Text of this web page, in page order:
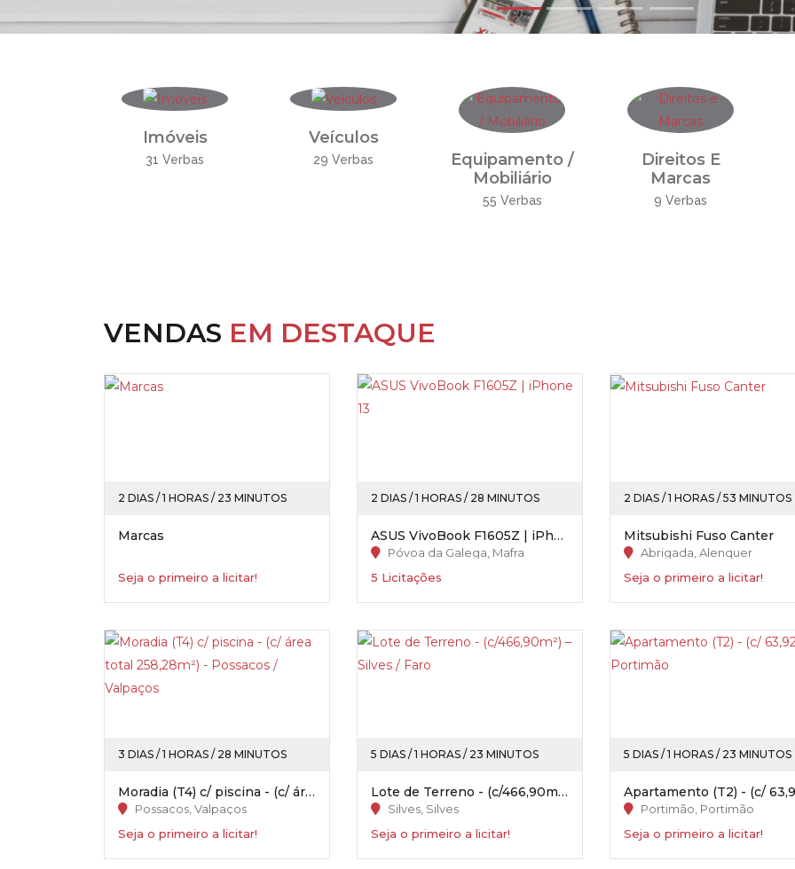
Imóveis
31 Verbas
Veículos
29 Verbas
Equipamento /
Mobiliário
55 Verbas
Direitos E
Marcas
9 Verbas
VENDAS EM DESTAQUE
2 DIAS / 1 HORAS / 23 MINUTOS
Marcas
Seja o primeiro a licitar!
2 DIAS / 1 HORAS / 28 MINUTOS
ASUS VivoBook F1605Z | iPhone 13
Póvoa da Galega, Mafra
5 Licitações
2 DIAS / 1 HORAS / 53 MINUTOS
Mitsubishi Fuso Canter
Abrigada, Alenquer
Seja o primeiro a licitar!
3 DIAS / 1 HORAS / 28 MINUTOS
Moradia (T4) c/ piscina - (c/ área total 258,28m²) - Possacos / Valpaços
Possacos, Valpaços
Seja o primeiro a licitar!
5 DIAS / 1 HORAS / 23 MINUTOS
Lote de Terreno - (c/466,90m²) – Silves / Faro
Silves, Silves
Seja o primeiro a licitar!
5 DIAS / 1 HORAS / 23 MINUTOS
Portimão, Portimão
Seja o primeiro a licitar!